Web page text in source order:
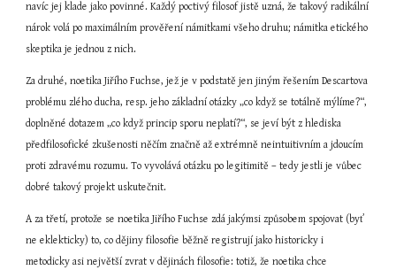
navíc jej klade jako povinné. Každý poctivý filosof jistě uzná, že takový radikální
nárok volá po maximálním prověření námitkami všeho druhu; námitka etického
skeptika je jednou z nich.
Za druhé, noetika Jiřího Fuchse, jež je v podstatě jen jiným řešením Descartova
problému zlého ducha, resp. jeho základní otázky „co když se totálně mýlíme?“,
doplněné dotazem „co když princip sporu neplatí?“, se jeví být z hlediska
předfilosofické zkušenosti něčím značně až extrémně neintuitivním a jdoucím
proti zdravému rozumu. To vyvolává otázku po legitimitě – tedy jestli je vůbec
dobré takový projekt uskutečnit.
A za třetí, protože se noetika Jiřího Fuchse zdá jakýmsi způsobem spojovat (byť
ne eklekticky) to, co dějiny filosofie běžně registrují jako historicky i
metodicky asi největší zvrat v dějinách filosofie: totiž, že noetika chce